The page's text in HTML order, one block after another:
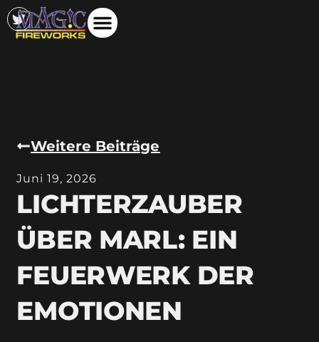
Weitere Beiträge
Juni 19, 2026
LICHTERZAUBER
ÜBER MARL: EIN
FEUERWERK DER
EMOTIONEN